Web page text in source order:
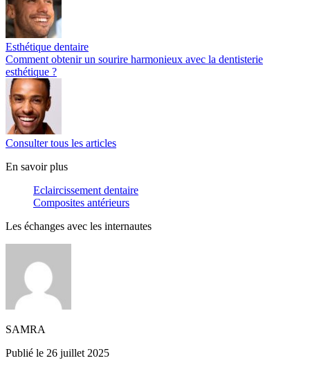
Esthétique dentaire
Comment obtenir un sourire harmonieux avec la dentisterie
esthétique ?
Consulter tous les articles
En savoir plus
Eclaircissement dentaire
Composites antérieurs
Les échanges avec les internautes
SAMRA
Publié le 26 juillet 2025